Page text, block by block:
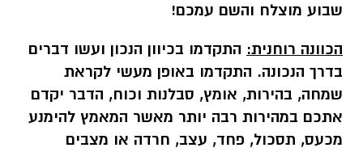
שבוע מוצלח והשם עמכם!
הכוונה רוחנית: התקדמו בכיוון הנכון ועשו דברים
בדרך הנכונה. התקדמו באופן מעשי לקראת
שמחה, בהירות, אומץ, סבלנות וכוח, הדבר יקדם
אתכם במהירות רבה יותר מאשר המאמץ להימנע
מכעס, תסכול, פחד, עצב, חרדה או מצבים